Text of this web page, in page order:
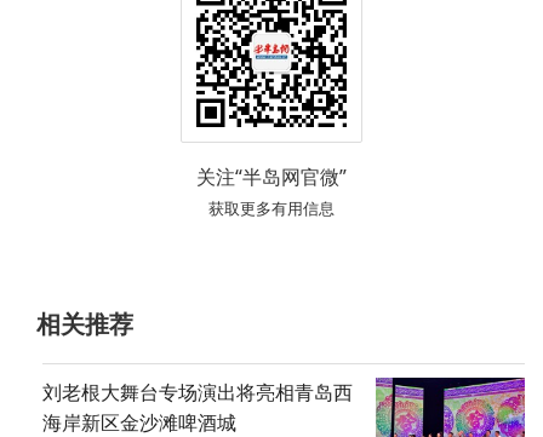
关注“半岛网官微”
获取更多有用信息
相关推荐
刘老根大舞台专场演出将亮相青岛西
海岸新区金沙滩啤酒城